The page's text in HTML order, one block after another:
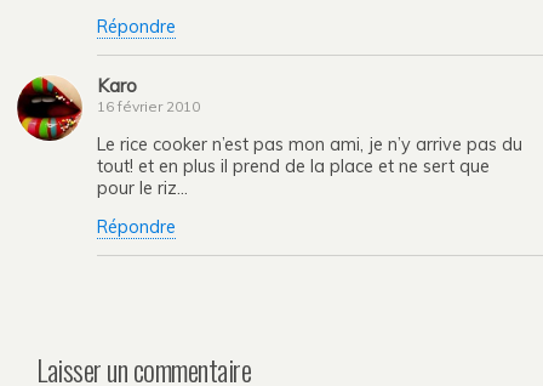
Répondre
Karo
16 février 2010
Le rice cooker n’est pas mon ami, je n’y arrive pas du
tout! et en plus il prend de la place et ne sert que
pour le riz…
Répondre
Laisser un commentaire